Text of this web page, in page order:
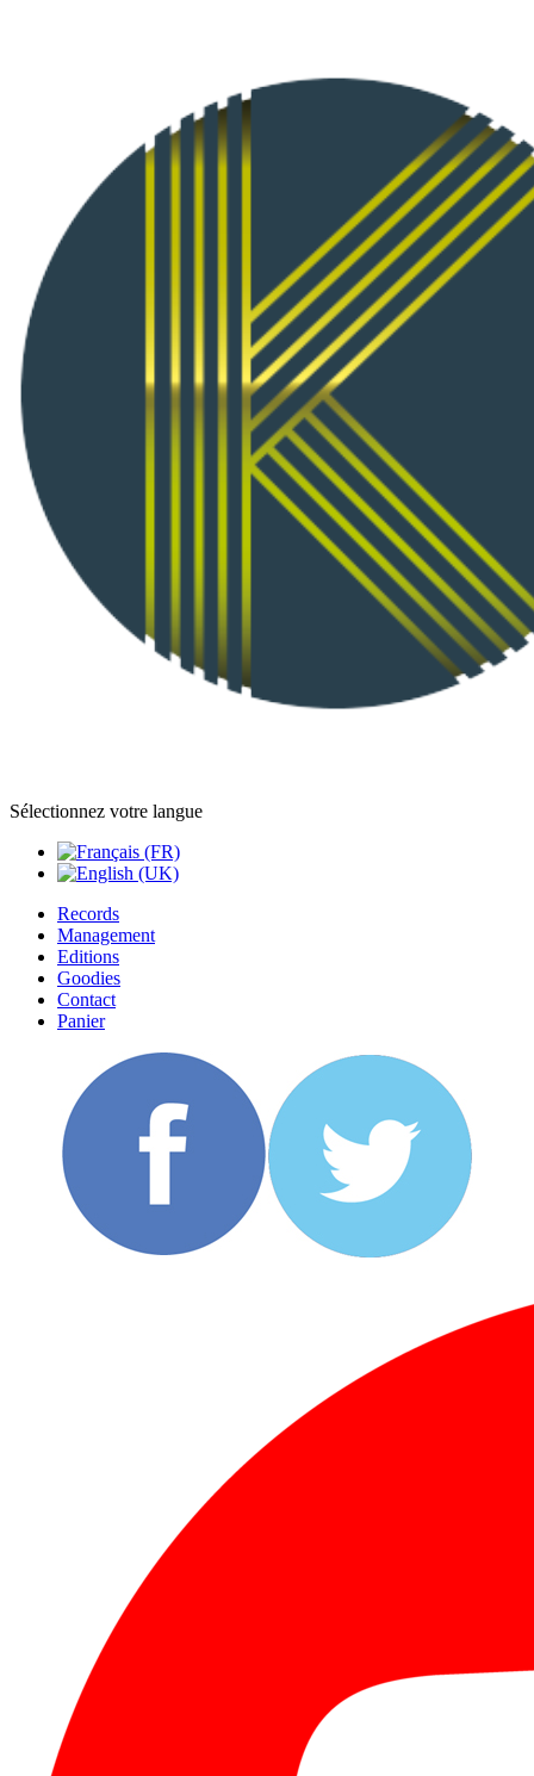
Sélectionnez votre langue
Records
Management
Editions
Goodies
Contact
Panier